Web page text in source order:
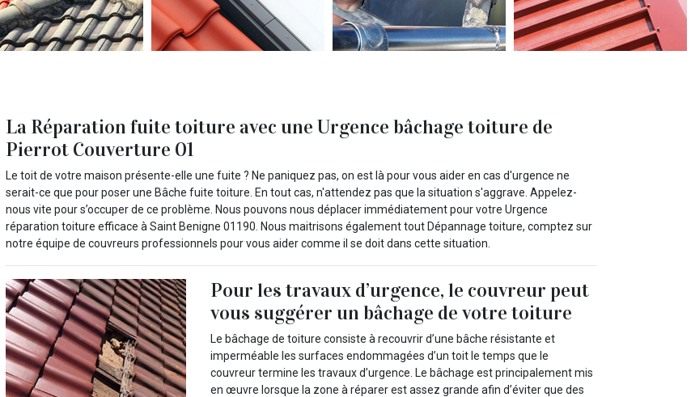
La Réparation fuite toiture avec une Urgence bâchage toiture de
Pierrot Couverture 01
Le toit de votre maison présente-elle une fuite ? Ne paniquez pas, on est là pour vous aider en cas d'urgence ne
serait-ce que pour poser une Bâche fuite toiture. En tout cas, n'attendez pas que la situation s'aggrave. Appelez-
nous vite pour s’occuper de ce problème. Nous pouvons nous déplacer immédiatement pour votre Urgence
réparation toiture efficace à Saint Benigne 01190. Nous maitrisons également tout Dépannage toiture, comptez sur
notre équipe de couvreurs professionnels pour vous aider comme il se doit dans cette situation.
Pour les travaux d’urgence, le couvreur peut
vous suggérer un bâchage de votre toiture
Le bâchage de toiture consiste à recouvrir d’une bâche résistante et
imperméable les surfaces endommagées d’un toit le temps que le
couvreur termine les travaux d’urgence. Le bâchage est principalement mis
en œuvre lorsque la zone à réparer est assez grande afin d’éviter que des